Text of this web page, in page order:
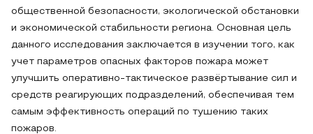
общественной безопасности, экологической обстановки
и экономической стабильности региона. Основная цель
данного исследования заключается в изучении того, как
учет параметров опасных факторов пожара может
улучшить оперативно-тактическое развёртывание сил и
средств реагирующих подразделений, обеспечивая тем
самым эффективность операций по тушению таких
пожаров.